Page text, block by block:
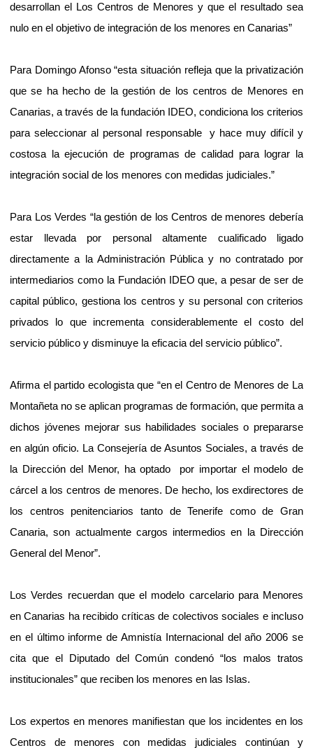
desarrollan el Los Centros de Menores y que el resultado sea
nulo en el objetivo de integración de los menores en Canarias”
Para Domingo Afonso “esta situación refleja que la privatización
que se ha hecho de la gestión de los centros de Menores en
Canarias, a través de la fundación IDEO, condiciona los criterios
para seleccionar al personal responsable
y hace muy difícil y
costosa la ejecución de programas de calidad para lograr la
integración social de los menores con medidas judiciales.”
Para Los Verdes “la gestión de los Centros de menores debería
estar llevada por personal altamente cualificado ligado
directamente a la Administración Pública y no contratado por
intermediarios como la Fundación IDEO que, a pesar de ser de
capital público, gestiona los centros y su personal con criterios
privados lo que incrementa considerablemente el costo del
servicio público y disminuye la eficacia del servicio público”.
Afirma el partido ecologista que “en el Centro de Menores de La
Montañeta no se aplican programas de formación, que permita a
dichos jóvenes mejorar sus habilidades sociales o prepararse
en algún oficio. La Consejería de Asuntos Sociales, a través de
la Dirección del Menor, ha optado
por importar el modelo de
cárcel a los centros de menores. De hecho, los exdirectores de
los centros penitenciarios tanto de Tenerife como de Gran
Canaria, son actualmente cargos intermedios en la Dirección
General del Menor”.
Los Verdes recuerdan que el modelo carcelario para Menores
en Canarias ha recibido críticas de colectivos sociales e incluso
en el último informe de Amnistía Internacional del año 2006 se
cita que el Diputado del Común condenó “los malos tratos
institucionales” que reciben los menores en las Islas.
Los expertos en menores manifiestan que los incidentes en los
Centros de menores con medidas judiciales continúan y